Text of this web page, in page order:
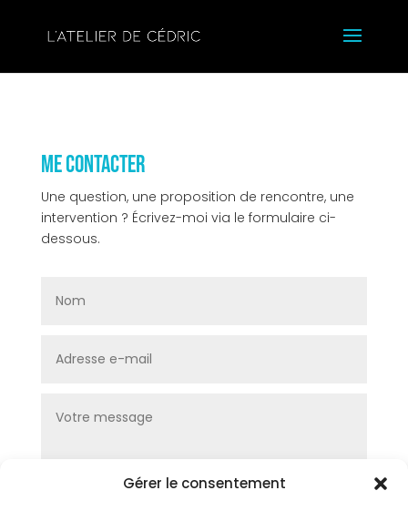
Gérer le consentement
Me contacter
Une question, une proposition de rencontre, une
intervention ? Écrivez-moi via le formulaire ci-
dessous.